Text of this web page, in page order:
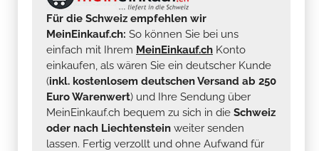
Für die Schweiz empfehlen wir
MeinEinkauf.ch: So können Sie bei uns
einfach mit Ihrem MeinEinkauf.ch Konto
einkaufen, als wären Sie ein deutscher Kunde
(inkl. kostenlosem deutschen Versand ab 250
Euro Warenwert) und Ihre Sendung über
MeinEinkauf.ch bequem zu sich in die Schweiz
oder nach Liechtenstein weiter senden
lassen. Fertig verzollt und ohne Aufwand für